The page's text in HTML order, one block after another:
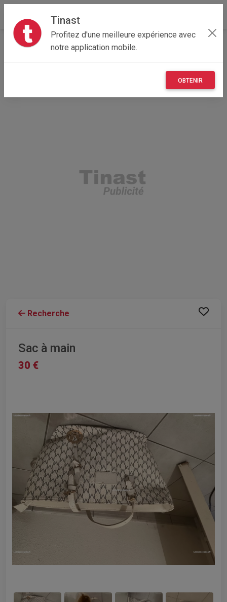
Tinast
Profitez d'une meilleure expérience avec
notre application mobile.
OBTENIR
Accueil Autres Nouvelle-Aquitaine
Recherche
Sac à main
30 €